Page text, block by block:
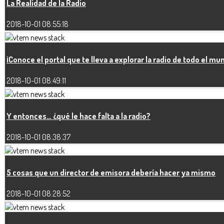
La Realidad de la Radio
2018-10-01 08:55:18
¡Conoce el portal que te lleva a explorar la radio de todo el
2018-10-01 08:49:11
Y entonces… ¿qué le hace falta a la radio?
2018-10-01 08:38:37
5 cosas que un director de emisora debería hacer ya mismo
2018-10-01 08:28:52